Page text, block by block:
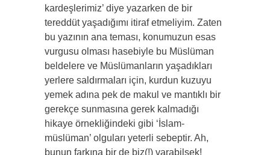
kardeşlerimiz’ diye yazarken de bir
tereddüt yaşadığımı itiraf etmeliyim. Zaten
bu yazının ana teması, konumuzun esas
vurgusu olması hasebiyle bu Müslüman
beldelere ve Müslümanların yaşadıkları
yerlere saldırmaları için, kurdun kuzuyu
yemek adına pek de makul ve mantıklı bir
gerekçe sunmasına gerek kalmadığı
hikaye örnekliğindeki gibi ‘İslam-
müslüman’ olguları yeterli sebeptir. Ah,
bunun farkına bir de biz(!) varabilsek!